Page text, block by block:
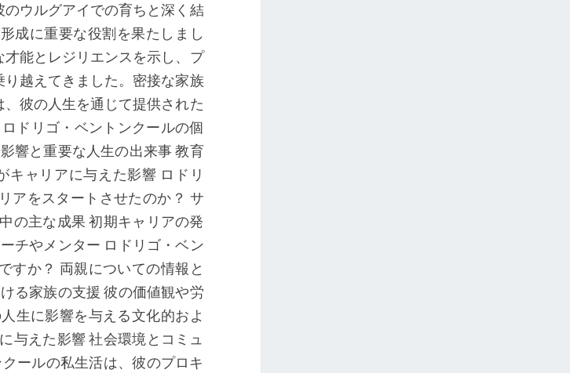
ウルグアイでの育ちと深く結
成に重要な役割を果たしまし
能とレジリエンスを示し、プ
越えてきました。密接な家族
彼の人生を通じて提供された
ドリゴ・ベントンクールの個
響と重要な人生の出来事 教育
キャリアに与えた影響 ロドリ
アをスタートさせたのか？ サ
の主な成果 初期キャリアの発
チやメンター ロドリゴ・ベン
すか？ 両親についての情報と
る家族の支援 彼の価値観や労
生に影響を与える文化的およ
与えた影響 社会環境とコミュ
ールの私生活は、彼のプロキ